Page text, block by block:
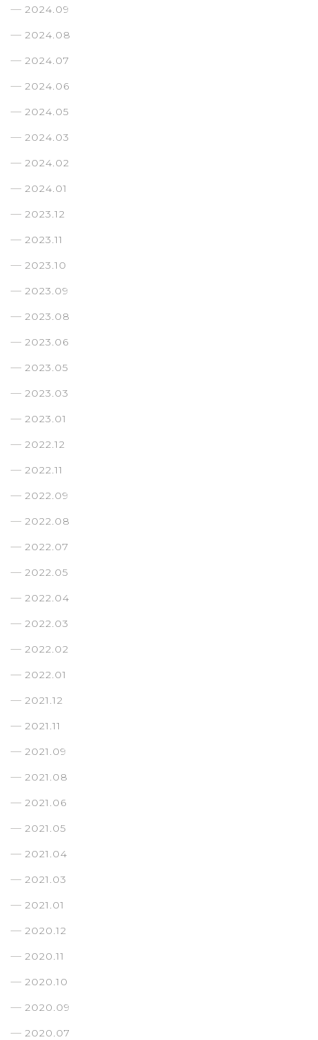
2024.09
2024.08
2024.07
2024.06
2024.05
2024.03
2024.02
2024.01
2023.12
2023.11
2023.10
2023.09
2023.08
2023.06
2023.05
2023.03
2023.01
2022.12
2022.11
2022.09
2022.08
2022.07
2022.05
2022.04
2022.03
2022.02
2022.01
2021.12
2021.11
2021.09
2021.08
2021.06
2021.05
2021.04
2021.03
2021.01
2020.12
2020.11
2020.10
2020.09
2020.07